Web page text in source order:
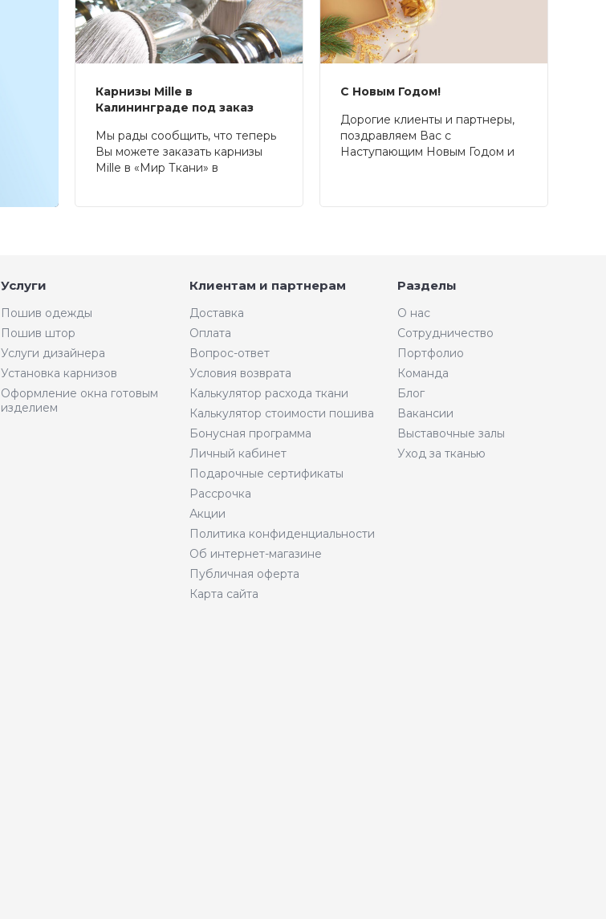
Карнизы Mille в
Калининграде под заказ
Мы рады сообщить, что теперь
Вы можете заказать карнизы
Mille в «Мир Ткани» в
С Новым Годом!
Дорогие клиенты и партнеры,
поздравляем Вас с
Наступающим Новым Годом и
Услуги
Пошив одежды
Пошив штор
Услуги дизайнера
Установка карнизов
Оформление окна готовым
изделием
Клиентам и партнерам
Доставка
Оплата
Вопрос-ответ
Условия возврата
Калькулятор расхода ткани
Калькулятор стоимости пошива
Бонусная программа
Личный кабинет
Подарочные сертификаты
Рассрочка
Акции
Политика конфиденциальности
Об интернет-магазине
Публичная оферта
Карта сайта
Разделы
О нас
Сотрудничество
Портфолио
Команда
Блог
Вакансии
Выставочные залы
Уход за тканью